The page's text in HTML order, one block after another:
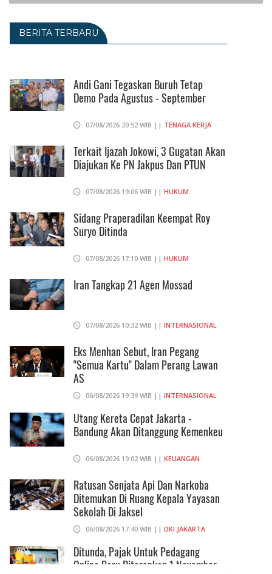
BERITA TERBARU
Andi Gani Tegaskan Buruh Tetap
Demo Pada Agustus - September
07/08/2026 20:52 WIB || TENAGA KERJA
Terkait Ijazah Jokowi, 3 Gugatan Akan
Diajukan Ke PN Jakpus Dan PTUN
07/08/2026 19:06 WIB || HUKUM
Sidang Praperadilan Keempat Roy
Suryo Ditinda
07/08/2026 17:10 WIB || HUKUM
Iran Tangkap 21 Agen Mossad
07/08/2026 10:32 WIB || INTERNASIONAL
Eks Menhan Sebut, Iran Pegang
"Semua Kartu" Dalam Perang Lawan
AS
06/08/2026 19:39 WIB || INTERNASIONAL
Utang Kereta Cepat Jakarta -
Bandung Akan Ditanggung Kemenkeu
06/08/2026 19:02 WIB || KEUANGAN
Ratusan Senjata Api Dan Narkoba
Ditemukan Di Ruang Kepala Yayasan
Sekolah Di Jaksel
06/08/2026 17:40 WIB || DKI JAKARTA
Ditunda, Pajak Untuk Pedagang
Online Baru Diterapkan 1 November